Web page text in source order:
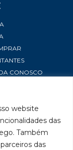
website
das
Também
das
CONOSCO
CONOSCO
PRIVACIDADE